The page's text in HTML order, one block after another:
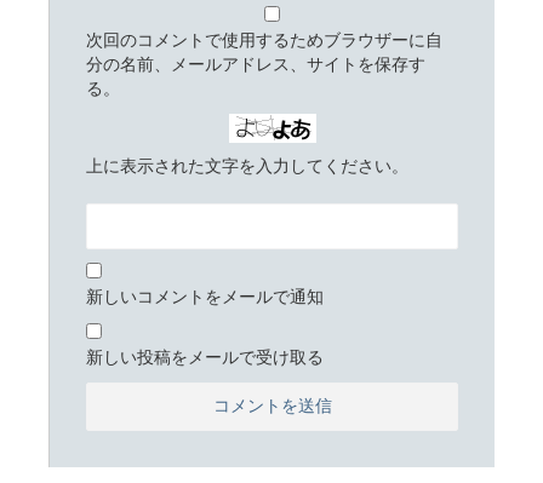
次回のコメントで使用するためブラウザーに自
分の名前、メールアドレス、サイトを保存す
る。
上に表示された文字を入力してください。
新しいコメントをメールで通知
新しい投稿をメールで受け取る